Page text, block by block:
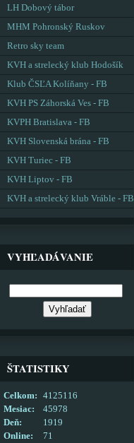
LH Dobový tábor
MHM Pohronský Ruskov
Retro sky team
KVH a strelecký klub Hodošík
Klub ČSĽA Kolíňany - FB
KVH PS Záhorská Ves - FB
KVPH Bratislava - FB
KVH Slovenská brána - FB
KVH Turiec - FB
KVH Liptov - FB
KVH a strelecký klub Vráble - FB
VYHĽADÁVANIE
ŠTATISTIKY
Online: 71
Celkom:
4125116
Mesiac:
45978
Deň:
1919